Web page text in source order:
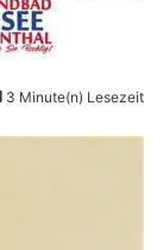
3 Minute(n) Lesezeit